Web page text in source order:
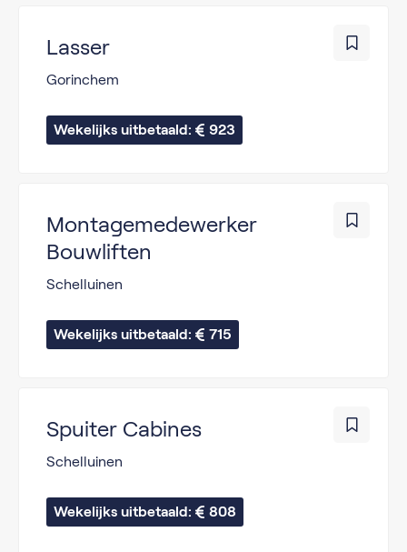
Lasser
Gorinchem
Wekelijks uitbetaald: 923
Montagemedewerker
Bouwliften
Schelluinen
Wekelijks uitbetaald: 715
Spuiter Cabines
Schelluinen
Wekelijks uitbetaald: 808